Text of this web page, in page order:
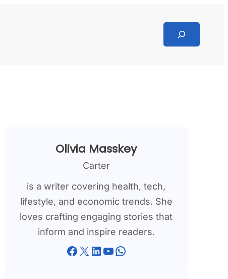
Search
Olivia Masskey
Carter
is a writer covering health, tech,
lifestyle, and economic trends. She
loves crafting engaging stories that
inform and inspire readers.
Facebook X LinkedIn YouTube WhatsApp